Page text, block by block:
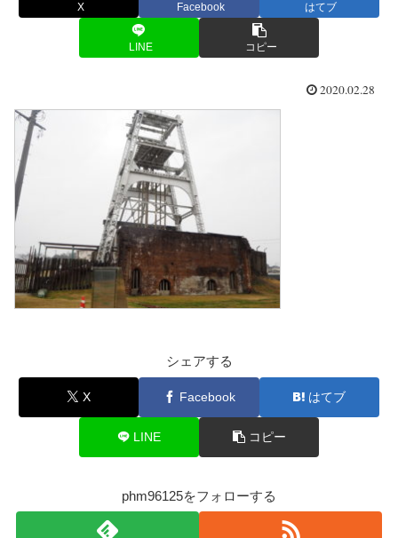
X Facebook はてブ
LINE コピー
2020.02.28
シェアする
X Facebook はてブ
LINE コピー
phm96125をフォローする